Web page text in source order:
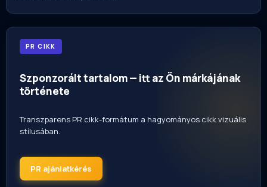
PR CIKK
Szponzorált tartalom — itt az Ön márkájának
története
Transzparens PR cikk-formátum a hagyományos cikk vizuális
stílusában.
PR ajánlatkérés